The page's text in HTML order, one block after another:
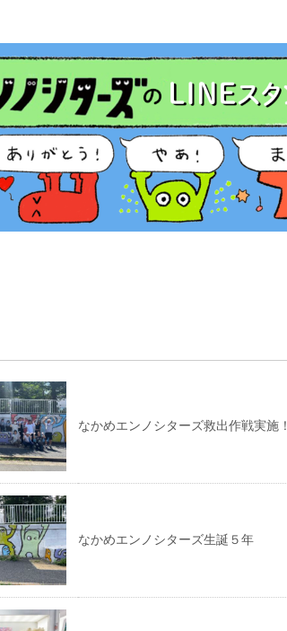
なかめエンノシターズ救出作戦実施！
なかめエンノシターズ生誕５年